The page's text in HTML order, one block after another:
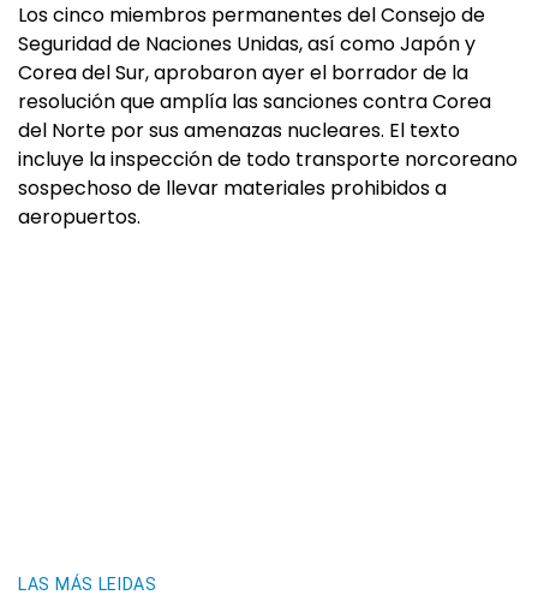
Los cinco miembros permanentes del Consejo de
Seguridad de Naciones Unidas, así como Japón y
Corea del Sur, aprobaron ayer el borrador de la
resolución que amplía las sanciones contra Corea
del Norte por sus amenazas nucleares. El texto
incluye la inspección de todo transporte norcoreano
sospechoso de llevar materiales prohibidos a
aeropuertos.
LAS MÁS LEIDAS